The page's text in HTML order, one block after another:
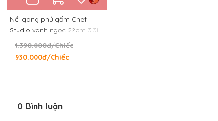
Nồi gang phủ gốm Chef
Studio xanh ngọc 22cm 3.3L
1.390.000đ/Chiếc
930.000đ/Chiếc
0 Bình luận